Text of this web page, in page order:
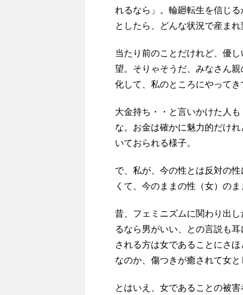
れるなら」。輪廻転生を信じ
としたら、どんな状況で産ま
当たり前のことだけれど、優
望。そりゃそうだ、みなさん
化して、私のところにやってき
大金持ち・・と言いかけた人
な。お金は確かに魅力的だけ
いておられる様子。
で、私が、今の性とは反対の
くて、今のままの性（女）のま
昔、フェミニズムに関わり出
るなら男がいい、との言説も
される方は女であることにさ
なのか、傷つきが癒されて女
とはいえ、女であることの被